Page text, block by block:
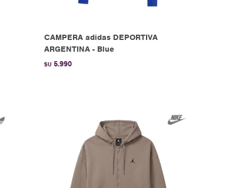
CAMPERA adidas DEPORTIVA
ARGENTINA - Blue
$U 5.990